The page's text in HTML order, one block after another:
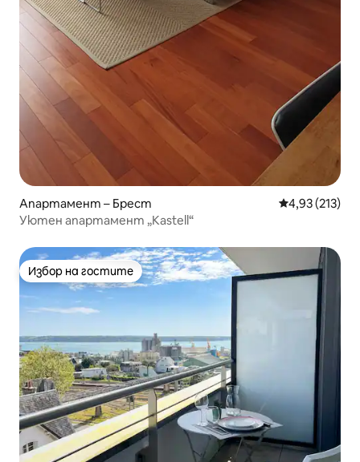
Апартамент – Брест Средна
4,93 (213)
Уютен апартамент „Kastell“
Избор на гостите
Избор на гостите